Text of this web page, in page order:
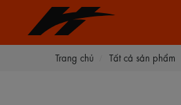
Trang chủ Tất cả sản phẩm